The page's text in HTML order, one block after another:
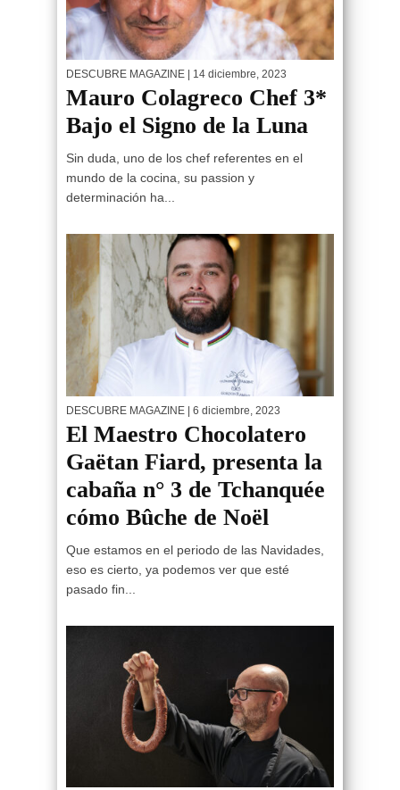
DESCUBRE MAGAZINE | 14 diciembre, 2023
Mauro Colagreco Chef 3*
Bajo el Signo de la Luna
Sin duda, uno de los chef referentes en el
mundo de la cocina, su passion y
determinación ha...
DESCUBRE MAGAZINE | 6 diciembre, 2023
El Maestro Chocolatero
Gaëtan Fiard, presenta la
cabaña n° 3 de Tchanquée
cómo Bûche de Noël
Que estamos en el periodo de las Navidades,
eso es cierto, ya podemos ver que esté
pasado fin...